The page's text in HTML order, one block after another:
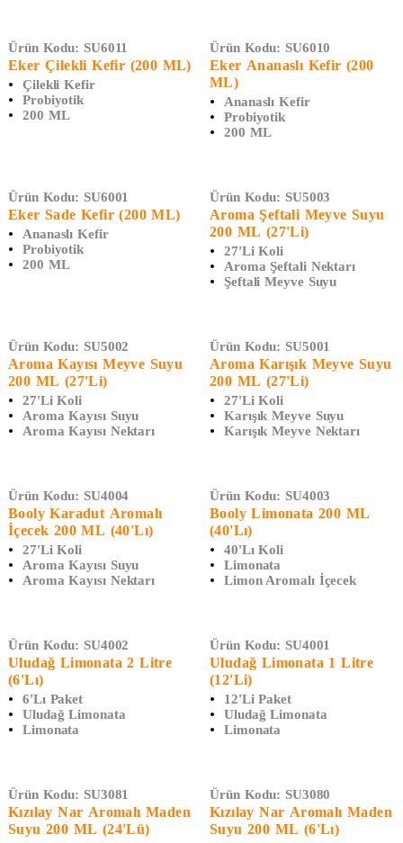
Ürün Kodu: SU6011
Eker Çilekli Kefir (200 ML)
Çilekli Kefir
Probiyotik
200 ML
Ürün Kodu: SU6010
Eker Ananaslı Kefir (200
ML)
Ananaslı Kefir
Probiyotik
200 ML
Ürün Kodu: SU6001
Eker Sade Kefir (200 ML)
Ananaslı Kefir
Probiyotik
200 ML
Ürün Kodu: SU5003
Aroma Şeftali Meyve Suyu
200 ML (27'Li)
27'li Koli
Aroma Şeftali Nektarı
Şeftali Meyve Suyu
Ürün Kodu: SU5002
Aroma Kayısı Meyve Suyu
200 ML (27'Li)
27'li Koli
Aroma Kayısı Suyu
Aroma Kayısı Nektarı
Ürün Kodu: SU5001
Aroma Karışık Meyve Suyu
200 ML (27'Li)
27'li Koli
Karışık Meyve Suyu
Karışık Meyve Nektarı
Ürün Kodu: SU4004
Booly Karadut Aromalı
İçecek 200 ML (40'Lı)
27'li Koli
Aroma Kayısı Suyu
Aroma Kayısı Nektarı
Ürün Kodu: SU4003
Booly Limonata 200 ML
(40'Lı)
40'lı Koli
Limonata
Limon Aromalı İçecek
Ürün Kodu: SU4002
Uludağ Limonata 2 Litre
(6'Lı)
6'lı Paket
Uludağ Limonata
Limonata
Ürün Kodu: SU4001
Uludağ Limonata 1 Litre
(12'Li)
12'li Paket
Uludağ Limonata
Limonata
Ürün Kodu: SU3081
Kızılay Nar Aromalı Maden
Suyu 200 ML (24'Lü)
Ürün Kodu: SU3080
Kızılay Nar Aromalı Maden
Suyu 200 ML (6'Lı)